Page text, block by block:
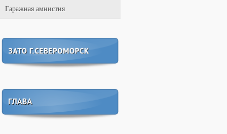
Гаражная амнистия